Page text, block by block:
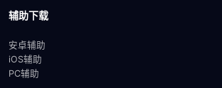
辅助下载
安卓辅助
iOS辅助
PC辅助